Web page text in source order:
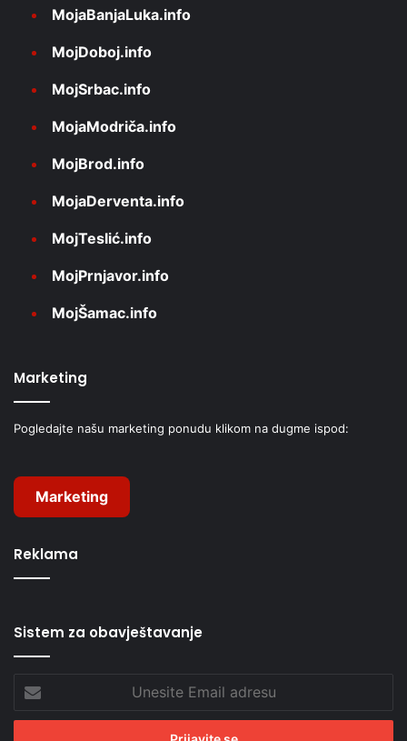
MojaBanjaLuka.info
MojDoboj.info
MojSrbac.info
MojaModriča.info
MojBrod.info
MojaDerventa.info
MojTeslić.info
MojPrnjavor.info
MojŠamac.info
Marketing
Pogledajte našu marketing ponudu klikom na dugme ispod:
Marketing
Reklama
Sistem za obavještavanje
Email
adresu